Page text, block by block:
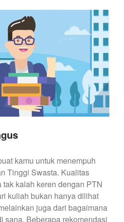
kamu untuk menempuh
Tinggi Swasta. Kualitas
kalah keren dengan PTN
kuliah bukan hanya dilihat
juga dari bagaimana
sana. Beberapa rekomendasi